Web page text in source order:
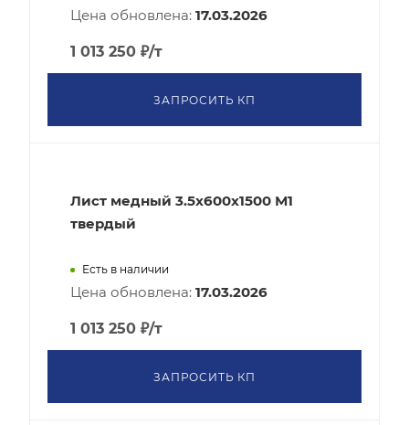
Цена обновлена: 17.03.2026
1 013 250 ₽/т
ЗАПРОСИТЬ КП
Лист медный 3.5x600х1500 М1
твердый
Есть в наличии
Цена обновлена: 17.03.2026
1 013 250 ₽/т
ЗАПРОСИТЬ КП